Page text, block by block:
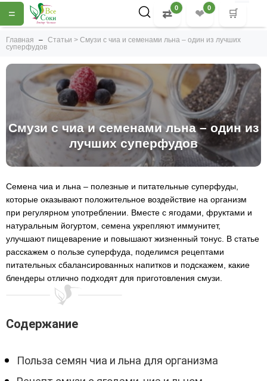
= ⇄ 0 ❤ 0 🛒
Главная
Статьи > Смузи с чиа и семенами льна – один из лучших
суперфудов
Смузи с чиа и семенами льна – один из
лучших суперфудов
Семена чиа и льна – полезные и питательные суперфуды,
которые оказывают положительное воздействие на организм
при регулярном употреблении. Вместе с ягодами, фруктами и
натуральным йогуртом, семена укрепляют иммунитет,
улучшают пищеварение и повышают жизненный тонус. В статье
расскажем о пользе суперфуда, поделимся рецептами
питательных сбалансированных напитков и подскажем, какие
блендеры отлично подходят для приготовления смузи.
Содержание
Польза семян чиа и льна для организма